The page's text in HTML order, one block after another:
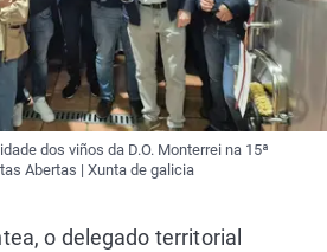
dos viños da D.O. Monterrei na 15ª
Abertas | Xunta de galicia
o delegado territorial